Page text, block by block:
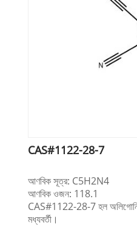
CAS#1122-28-7
আণবিক সূত্র: C5H2N4
আণবিক ওজন: 118.1
CAS#1122-28-7 হল
মধ্যবর্তী।